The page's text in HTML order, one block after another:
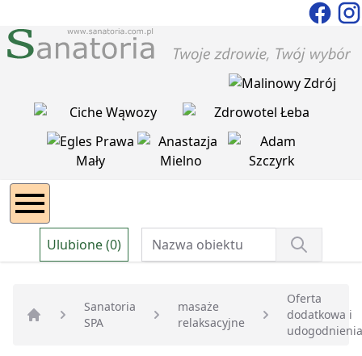
Ulubione (0)
Strona główna
Sanatoria
SPA
masaże
relaksacyjne
Oferta
dodatkowa i
udogodnienia